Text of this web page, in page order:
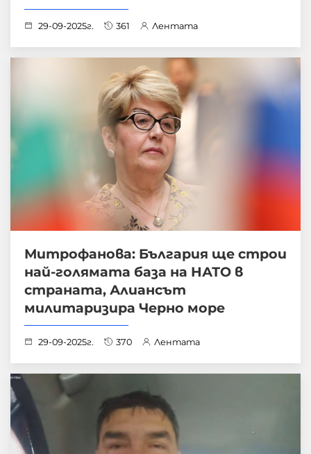
29-09-2025г. 361 Лентата
Митрофанова: България ще строи
най-голямата база на НАТО в
страната, Алиансът
милитаризира Черно море
29-09-2025г. 370 Лентата